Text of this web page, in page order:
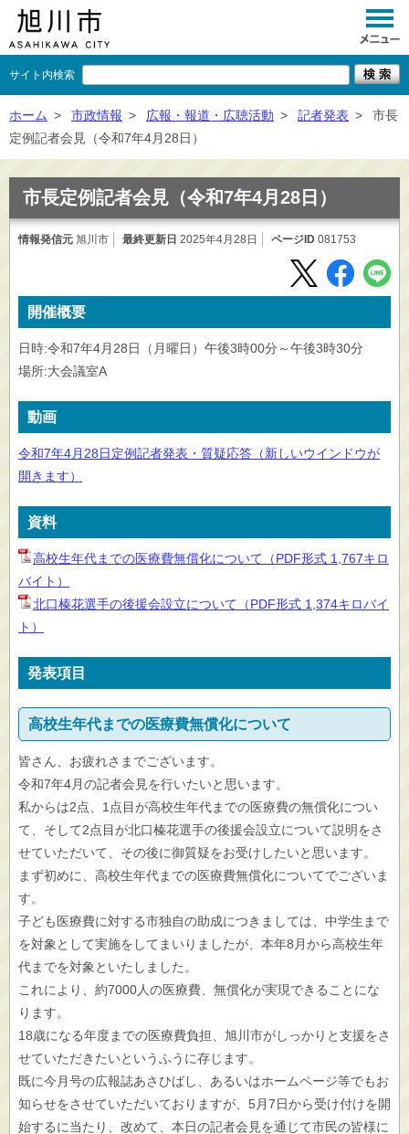
サイト内検索
くらし
観光
事業者向け
市政情報
× 閉じる
ホーム > 市政情報 > 広報・報道・広聴活動 > 記者発表 >
市長
定例記者会見（令和7年4月28日）
市長定例記者会見（令和7年4月28日）
情報発信元 旭川市 最終更新日 2025年4月28日 ページID 081753
開催概要
日時:令和7年4月28日（月曜日）午後3時00分～午後3時30分
場所:大会議室A
動画
令和7年4月28日定例記者発表・質疑応答（新しいウインドウが
開きます）
資料
高校生年代までの医療費無償化について（PDF形式 1,767キロ
バイト）
北口榛花選手の後援会設立について（PDF形式 1,374キロバイ
ト）
発表項目
高校生年代までの医療費無償化について
皆さん、お疲れさまでございます。
令和7年4月の記者会見を行いたいと思います。
私からは2点、1点目が高校生年代までの医療費の無償化につい
て、そして2点目が北口榛花選手の後援会設立について説明をさ
せていただいて、その後に御質疑をお受けしたいと思います。
まず初めに、高校生年代までの医療費無償化についてでございま
す。
子ども医療費に対する市独自の助成につきましては、中学生まで
を対象として実施をしてまいりましたが、本年8月から高校生年
代までを対象といたしました。
これにより、約7000人の医療費、無償化が実現できることにな
ります。
18歳になる年度までの医療費負担、旭川市がしっかりと支援をさ
せていただきたいというふうに存じます。
既に今月号の広報誌あさひばし、あるいはホームページ等でもお
知らせをさせていただいておりますが、5月7日から受け付けを開
始するに当たり、改めて、本日の記者会見を通じて市民の皆様に